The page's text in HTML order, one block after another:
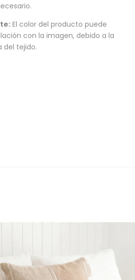
El color del producto puede
con la imagen, debido a la
del tejido.